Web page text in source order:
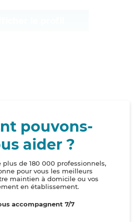
pouvons-
aider ?
plus de 180 000 professionnels,
pour vous les meilleurs
maintien à domicile ou vos
en établissement.
accompagnent 7/7